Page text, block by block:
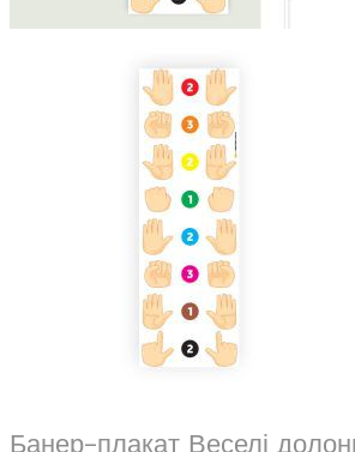
Банер-плакат Веселі